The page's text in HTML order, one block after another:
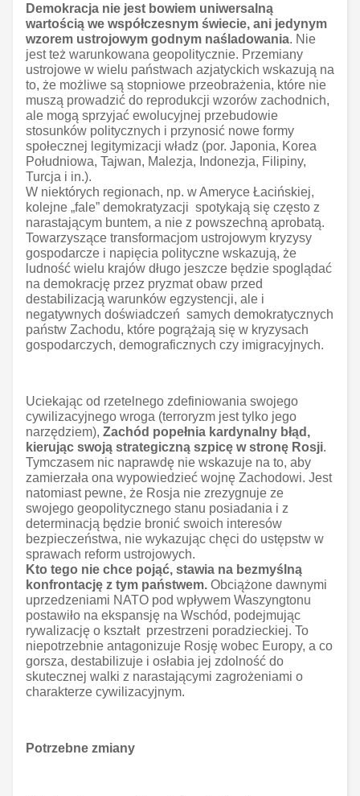
Demokracja nie jest bowiem uniwersalną
wartością we współczesnym świecie, ani jedynym
wzorem ustrojowym godnym naśladowania. Nie
jest też warunkowana geopolitycznie. Przemiany
ustrojowe w wielu państwach azjatyckich wskazują na
to, że możliwe są stopniowe przeobrażenia, które nie
muszą prowadzić do reprodukcji wzorów zachodnich,
ale mogą sprzyjać ewolucyjnej przebudowie
stosunków politycznych i przynosić nowe formy
społecznej legitymizacji władz (por. Japonia, Korea
Południowa, Tajwan, Malezja, Indonezja, Filipiny,
Turcja i in.).
W niektórych regionach, np. w Ameryce Łacińskiej,
kolejne „fale” demokratyzacji spotykają się często z
narastającym buntem, a nie z powszechną aprobatą.
Towarzyszące transformacjom ustrojowym kryzysy
gospodarcze i napięcia polityczne wskazują, że
ludność wielu krajów długo jeszcze będzie spoglądać
na demokrację przez pryzmat obaw przed
destabilizacją warunków egzystencji, ale i
negatywnych doświadczeń samych demokratycznych
państw Zachodu, które pogrążają się w kryzysach
gospodarczych, demograficznych czy imigracyjnych.
Uciekając od rzetelnego zdefiniowania swojego
cywilizacyjnego wroga (terroryzm jest tylko jego
narzędziem), Zachód popełnia kardynalny błąd,
kierując swoją strategiczną szpicę w stronę Rosji.
Tymczasem nic naprawdę nie wskazuje na to, aby
zamierzała ona wypowiedzieć wojnę Zachodowi. Jest
natomiast pewne, że Rosja nie zrezygnuje ze
swojego geopolitycznego stanu posiadania i z
determinacją będzie bronić swoich interesów
bezpieczeństwa, nie wykazując chęci do ustępstw w
sprawach reform ustrojowych.
Kto tego nie chce pojąć, stawia na bezmyślną
konfrontację z tym państwem. Obciążone dawnymi
uprzedzeniami NATO pod wpływem Waszyngtonu
postawiło na ekspansję na Wschód, podejmując
rywalizację o kształt przestrzeni poradzieckiej. To
niepotrzebnie antagonizuje Rosję wobec Europy, a co
gorsza, destabilizuje i osłabia jej zdolność do
skutecznej walki z narastającymi zagrożeniami o
charakterze cywilizacyjnym.
Potrzebne zmiany